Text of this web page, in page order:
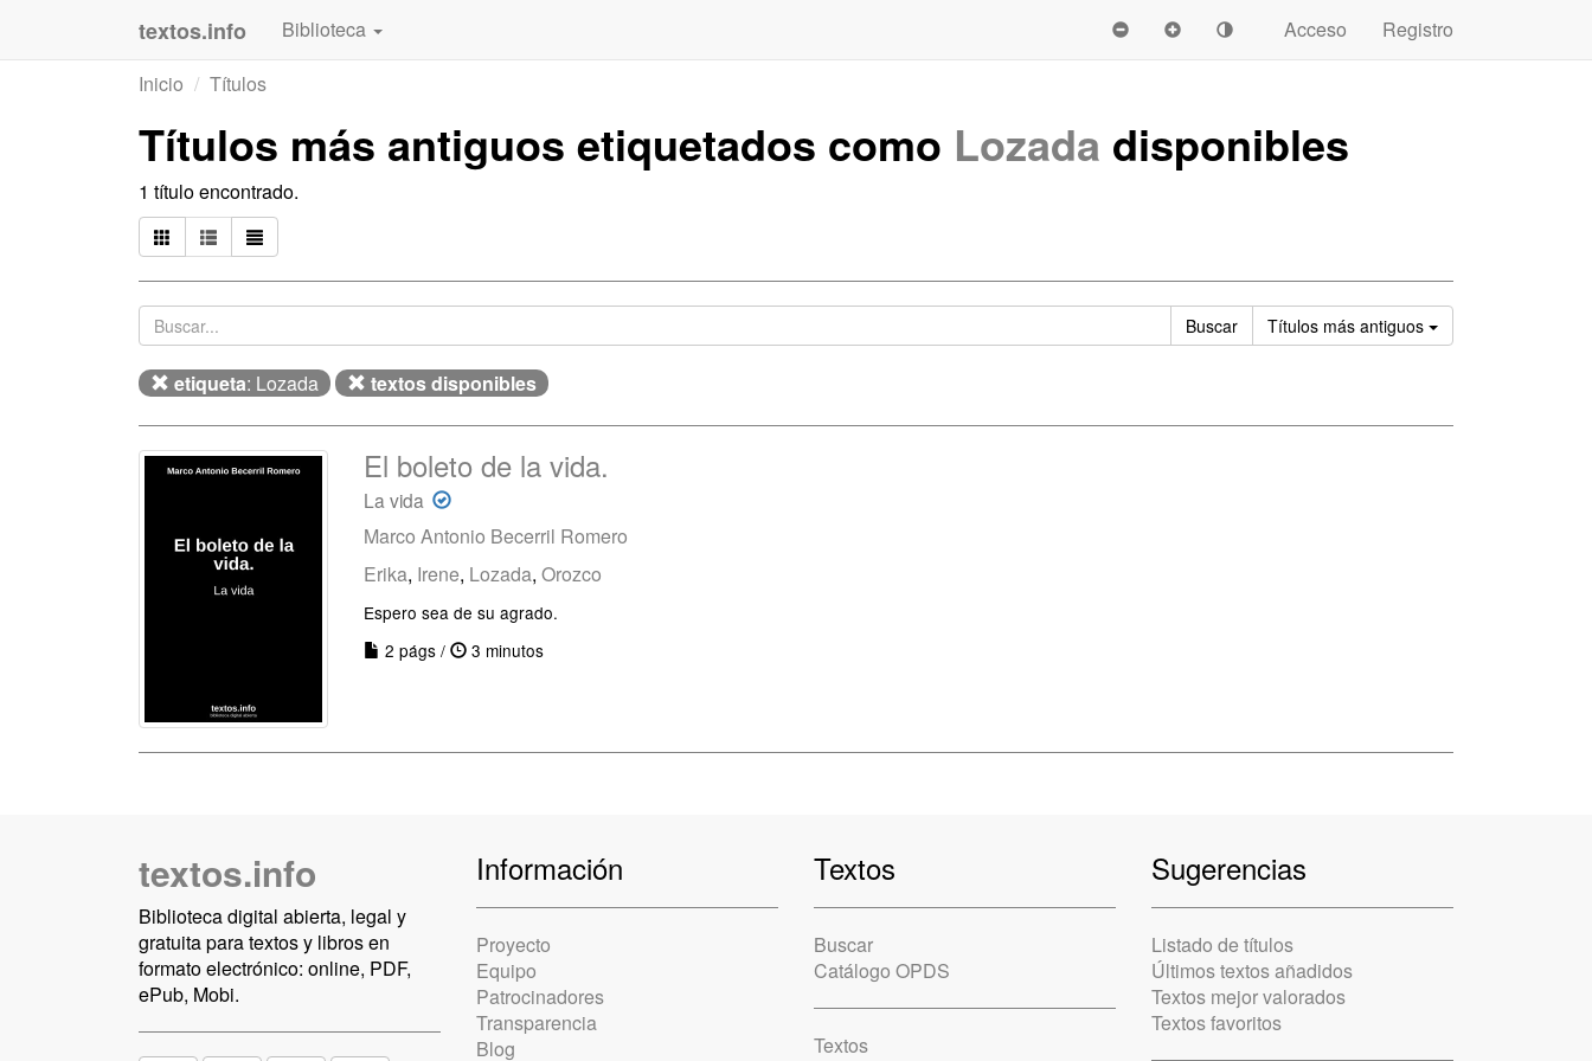
textos.info Biblioteca Acceso
Registro
Inicio
Títulos
Títulos más antiguos etiquetados como Lozada disponibles
1 título encontrado.
Buscar Títulos más antiguos Ordenar
etiqueta: Lozada textos disponibles
El boleto de la vida.
La vida
Marco Antonio Becerril Romero
Erika, Irene, Lozada, Orozco
Espero sea de su agrado.
2 págs /
3 minutos
textos.info
Biblioteca digital abierta, legal y
gratuita para textos y libros en
formato electrónico: online, PDF,
ePub, Mobi.
Información
Proyecto
Equipo
Patrocinadores
Transparencia
Blog
Textos
Buscar
Catálogo OPDS
Textos
Sugerencias
Listado de títulos
Últimos textos añadidos
Textos mejor valorados
Textos favoritos